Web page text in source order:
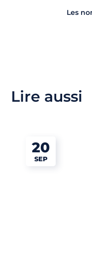
Les
Lire aussi
20
SEP